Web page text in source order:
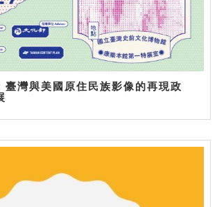
臺灣與美國原住民族影像的再現政